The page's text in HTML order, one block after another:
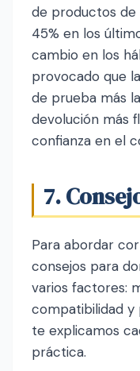
de productos de
45% en los
cambio en los
provocado que
de prueba más
devolución más
confianza en el
7.
Para abordar
consejos para
varios factores:
compatibilidad y
te explicamos
práctica.